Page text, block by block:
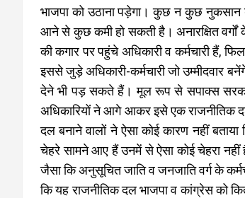
भाजपा को उठाना पड़ेगा। कुछ न कुछ नुकसान
आने से कुछ कमी हो सकती है। अनारक्षित वर्गों
की कगार पर पहुंचे अधिकारी व कर्मचारी हैं,
इससे जुड़े अधिकारी-कर्मचारी जो
देने भी पड़ सकते हैं। मूल रूप से सपाक्स
अधिकारियों ने आगे आकर इसे एक राजनीतिक
दल बनाने वालों ने ऐसा कोई कारण नहीं
चेहरे सामने आए हैं उनमें से ऐसा कोई चेहरा नहीं
जैसा कि अनुसूचित जाति व जनजाति वर्ग के
कि यह राजनीतिक दल भाजपा व कांग्रेस को